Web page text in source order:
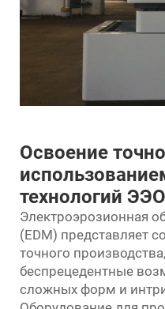
Освоение
технологий ЭЭО
Электроэрозионная
(EDM) представляет
точного
беспрецедентные
сложных форм и